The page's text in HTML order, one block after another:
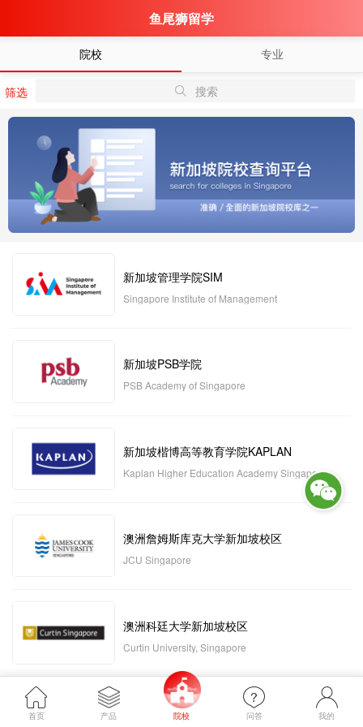
鱼尾狮留学
院校 专业
筛选 搜索
新加坡管理学院SIM
Singapore Institute of Management
新加坡PSB学院
PSB Academy of Singapore
新加坡楷博高等教育学院KAPLAN
Kaplan Higher Education Academy Singapore
澳洲詹姆斯库克大学新加坡校区
JCU Singapore
澳洲科廷大学新加坡校区
Curtin University, Singapore
新加坡管理发展学院MDIS
首页 产品 院校 问答 我的